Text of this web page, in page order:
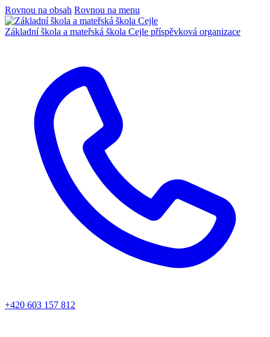
Rovnou na obsah Rovnou na menu
Základní škola a mateřská škola Cejle příspěvková organizace
+420 603 157 812